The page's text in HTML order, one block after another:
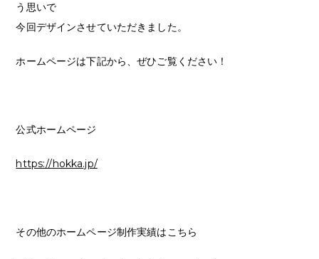
う思いで
今回デザインさせていただきました。
ホームページは下記から、ぜひご覧ください！
公式ホームページ
https://hokka.jp/
その他のホームページ制作実績はこちら